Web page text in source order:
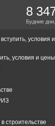
8
Будние дни,
условия и
условия и цены
строительстве